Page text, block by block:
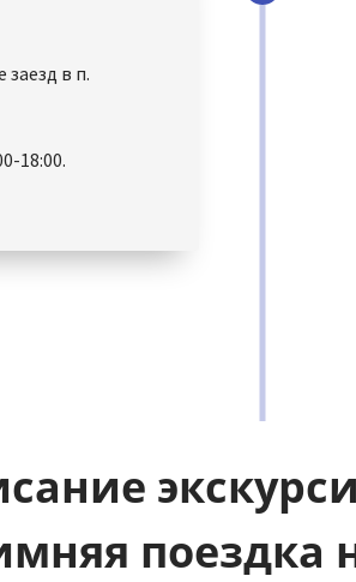
заезд в п.
18:00.
поездка